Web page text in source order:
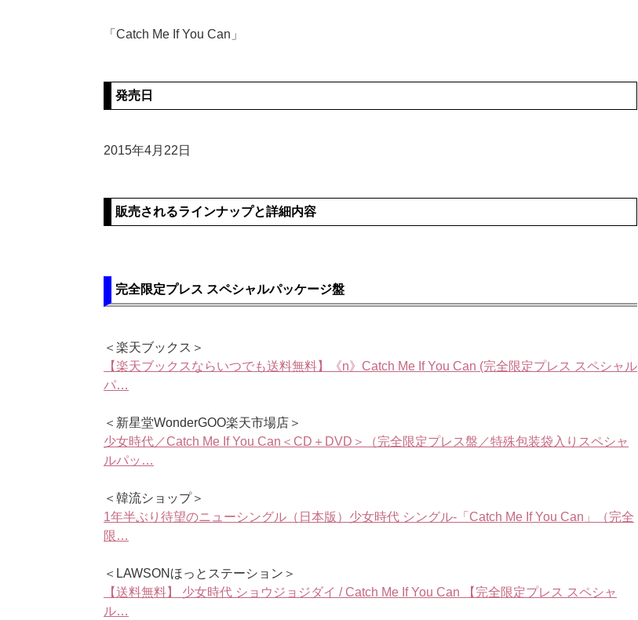
「Catch Me If You Can」
発売日
2015年4月22日
販売されるラインナップと詳細内容
完全限定プレス スペシャルパッケージ盤
＜楽天ブックス＞
【楽天ブックスならいつでも送料無料】《n》Catch Me If You Can (完全限定プレス スペシャル
パ…
＜新星堂WonderGOO楽天市場店＞
少女時代／Catch Me If You Can＜CD＋DVD＞（完全限定プレス盤／特殊包装袋入りスペシャ
ルパッ…
＜韓流ショップ＞
1年半ぶり待望のニューシングル（日本版）少女時代 シングル-「Catch Me If You Can」（完全
限…
＜LAWSONほっとステーション＞
【送料無料】 少女時代 ショウジョジダイ / Catch Me If You Can 【完全限定プレス スペシャ
ル…